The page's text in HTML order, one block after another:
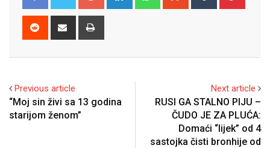
Reddit
Share
Previous article
“Moj sin živi sa 13 godina
starijom ženom”
Next article
RUSI GA STALNO PIJU –
ČUDO JE ZA PLUĆA:
Domaći “lijek” od 4
sastojka čisti bronhije od